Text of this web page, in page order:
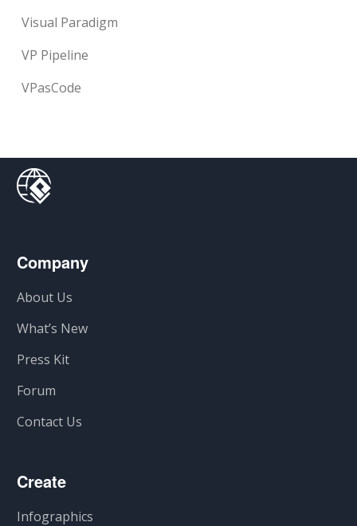
Visual Paradigm
VP Pipeline
VPasCode
Company
About Us
What’s New
Press Kit
Forum
Contact Us
Create
Infographics